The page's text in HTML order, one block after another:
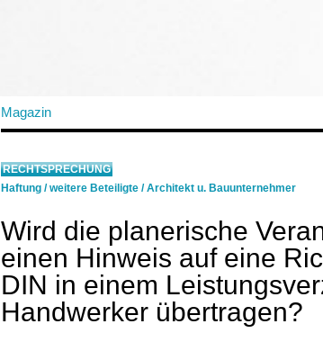
Magazin
RECHTSPRECHUNG
Haftung /weitere Beteiligte /Architekt u. Bauunternehmer
Wird die planerische
einen Hinweis auf eine
DIN in einem
Handwerker übertragen?